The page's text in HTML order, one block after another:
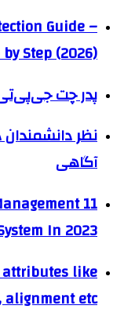
Guide –
Step (2026)
پدر چت
نظر دانشمندان
آگاهی
In 2023
attributes like
etc?